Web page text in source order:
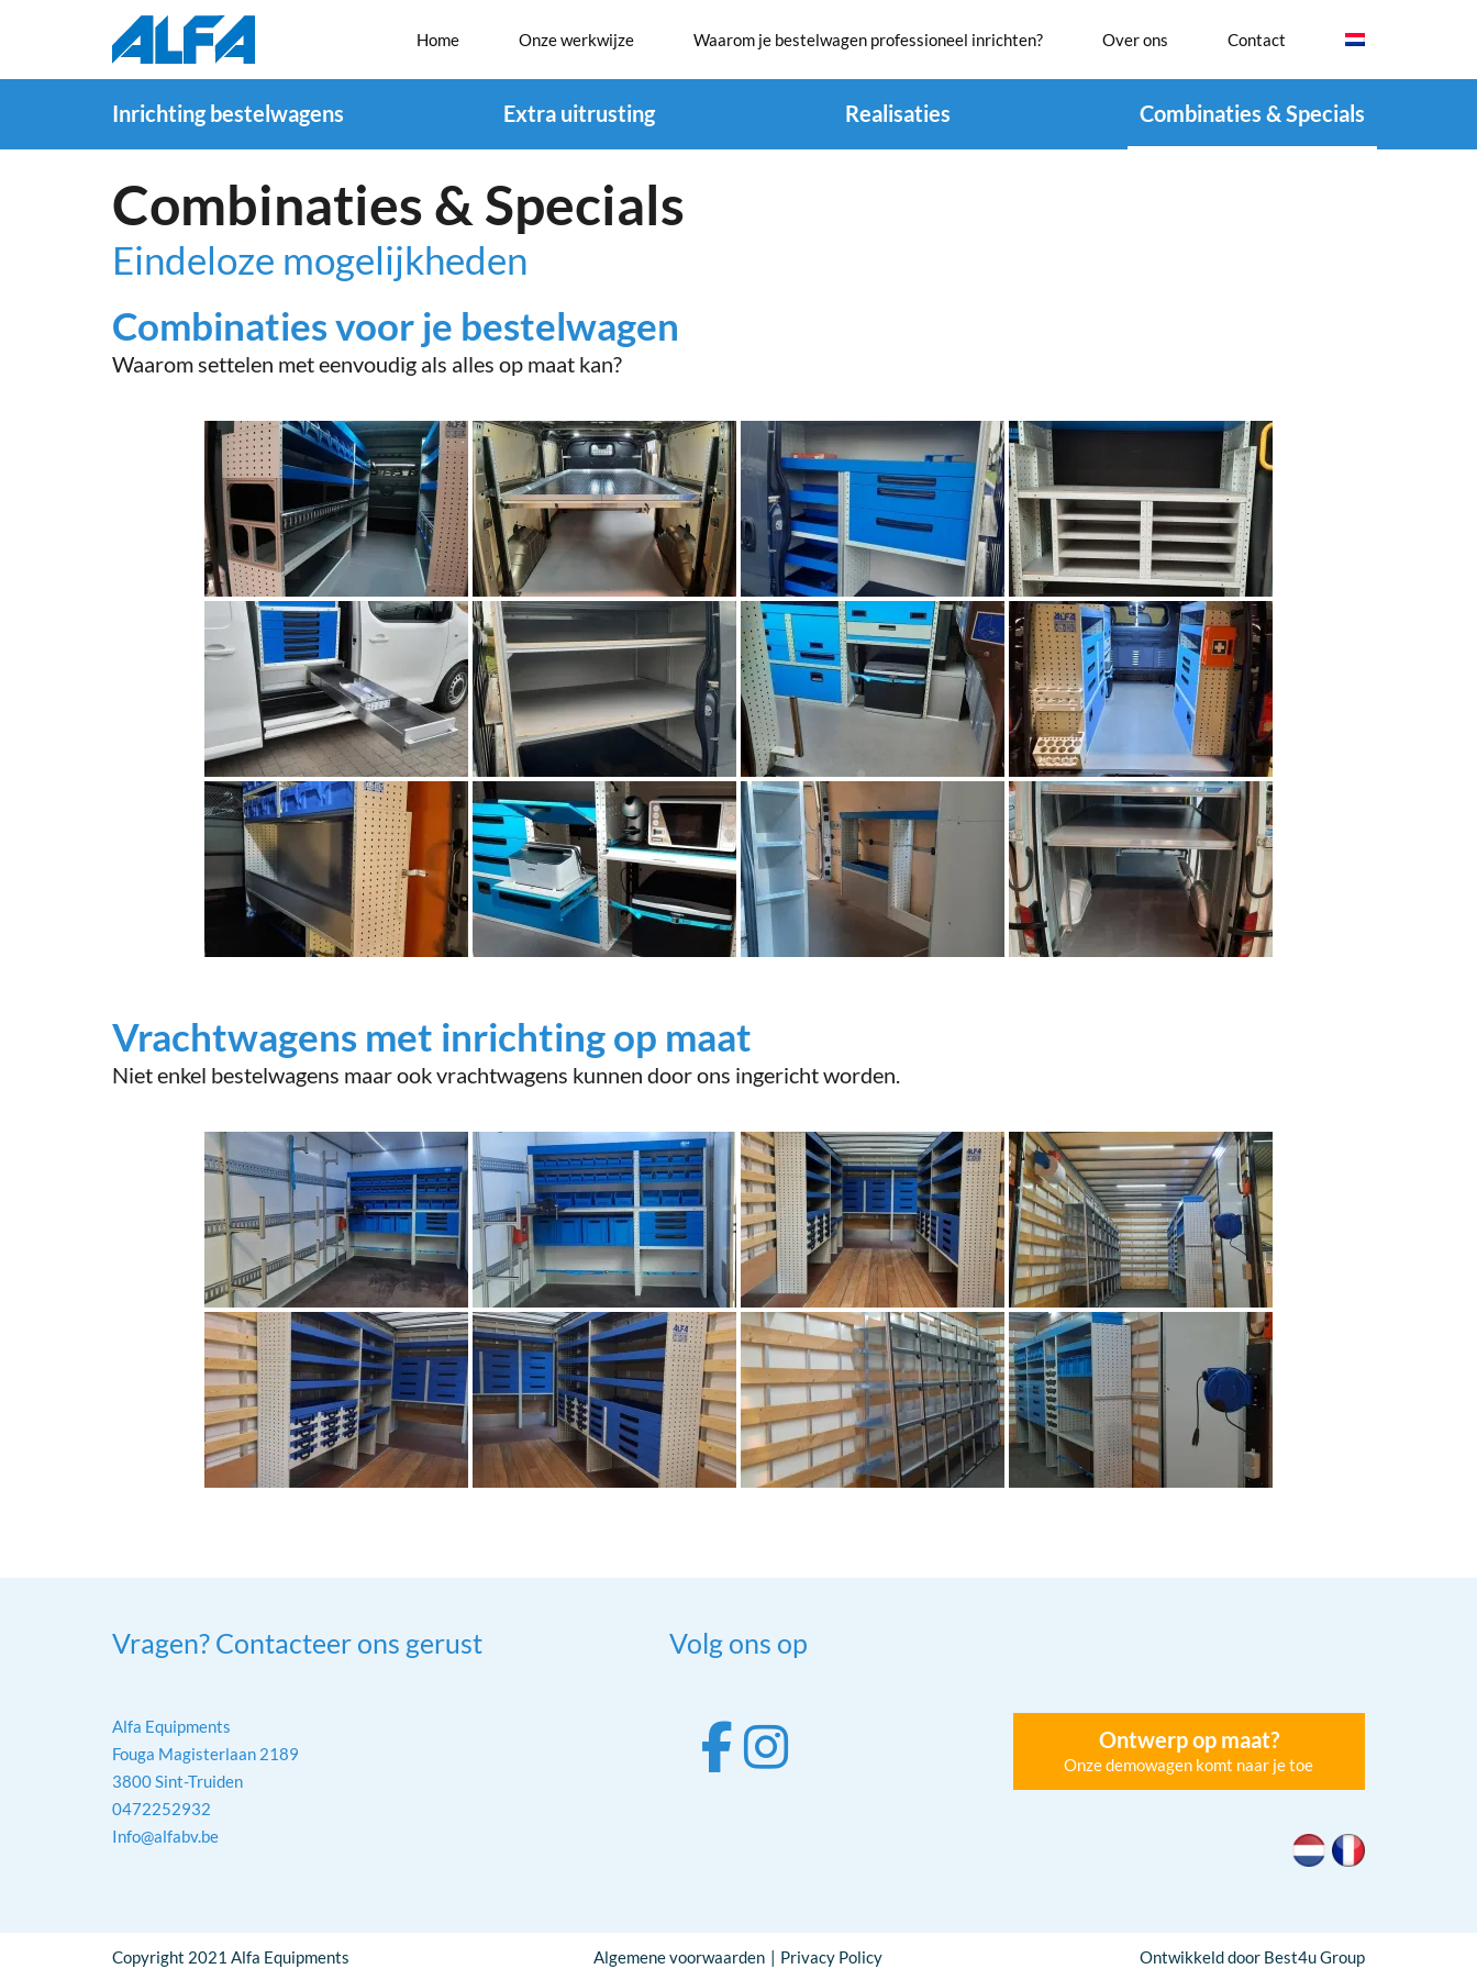
Home Onze werkwijze Waarom je bestelwagen professioneel inrichten? Over ons Contact
Inrichting bestelwagens Extra uitrusting Realisaties Combinaties & Specials
Combinaties & Specials
Eindeloze mogelijkheden
Combinaties voor je bestelwagen
Waarom settelen met eenvoudig als alles op maat kan?
Vrachtwagens met inrichting op maat
Niet enkel bestelwagens maar ook vrachtwagens kunnen door ons ingericht worden.
Vragen? Contacteer ons gerust
Alfa Equipments
Fouga Magisterlaan 2189
3800 Sint-Truiden
0472252932
Info@alfabv.be
Volg ons op
Ontwerp op maat?
Onze demowagen komt naar je toe
Copyright 2021 Alfa Equipments Algemene voorwaarden Privacy Policy Ontwikkeld door Best4u Group